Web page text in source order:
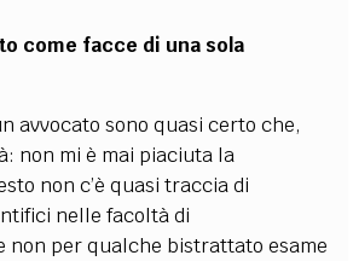
come facce di una sola
avvocato sono quasi certo che,
non mi è mai piaciuta la
non c’è quasi traccia di
nelle facoltà di
non per qualche bistrattato esame